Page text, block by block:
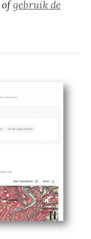
ofgebruik de